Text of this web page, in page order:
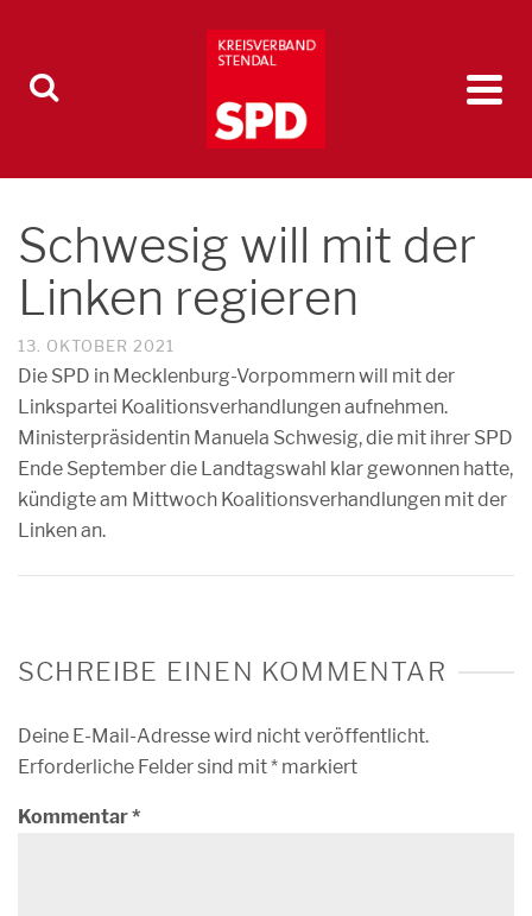
Schwesig will mit der
Linken regieren
13. OKTOBER 2021
Die SPD in Mecklenburg-Vorpommern will mit der
Linkspartei Koalitionsverhandlungen aufnehmen.
Ministerpräsidentin Manuela Schwesig, die mit ihrer SPD
Ende September die Landtagswahl klar gewonnen hatte,
kündigte am Mittwoch Koalitionsverhandlungen mit der
Linken an.
SCHREIBE EINEN KOMMENTAR
Deine E-Mail-Adresse wird nicht veröffentlicht.
Erforderliche Felder sind mit* markiert
Kommentar*